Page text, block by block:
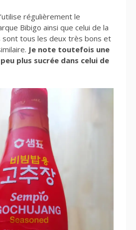
régulièrement le
Bibigo ainsi que celui de la
sont tous les deux très bons et
Je note toutefois une
plus sucrée dans celui de